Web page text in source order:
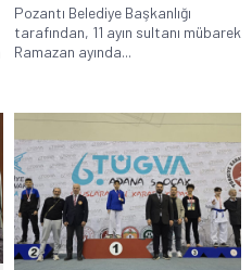
Pozantı Belediye Başkanlığı
tarafından, 11 ayın sultanı mübarek
Ramazan ayında...